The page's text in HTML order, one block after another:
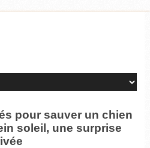
pour sauver un chien
soleil, une surprise